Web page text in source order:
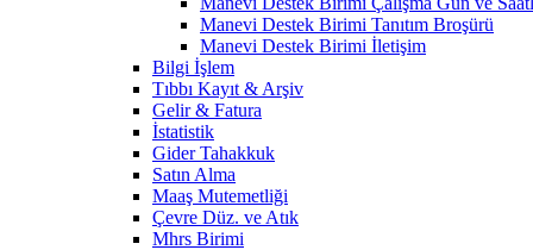
Manevi Destek Birimi Tanıtım Broşürü
Manevi Destek Birimi İletişim
Bilgi İşlem
Tıbbı Kayıt & Arşiv
Gelir & Fatura
İstatistik
Gider Tahakkuk
Satın Alma
Maaş Mutemetliği
Çevre Düz. ve Atık
Mhrs Birimi